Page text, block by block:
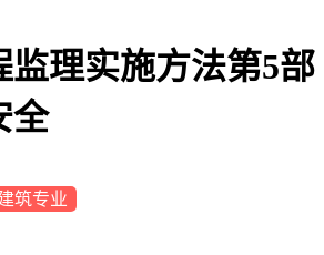
监理实施方法第5部
全
筑专业